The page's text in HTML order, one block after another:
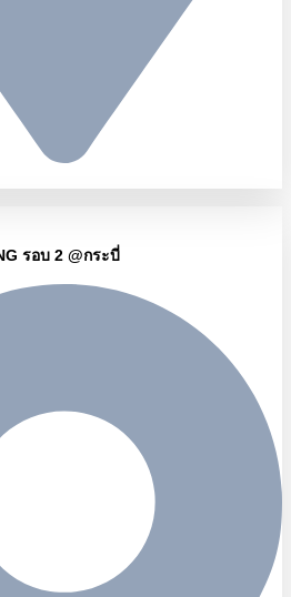
รอบ 2 @กระบี่